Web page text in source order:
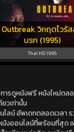
Outbreak วิกฤตไวรั
นรก (1995)
Thai HD 1995
ดูหนังฟรี หนังใหม่ตล
วเท่านั้น
ลน์ อัพเดทตลอดเวล
งออนไลน์ที่พร้อมที่สุ